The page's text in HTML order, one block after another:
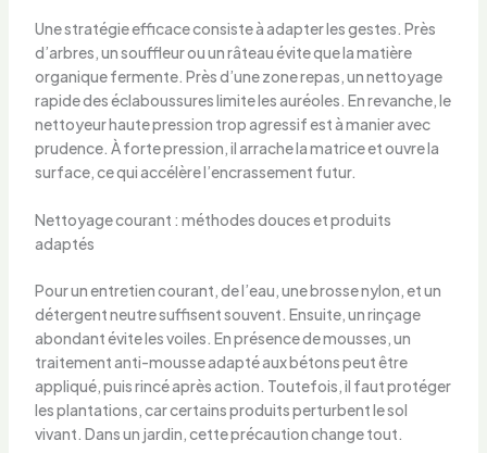
Une stratégie efficace consiste à adapter les gestes. Près
d’arbres, un souffleur ou un râteau évite que la matière
organique fermente. Près d’une zone repas, un nettoyage
rapide des éclaboussures limite les auréoles. En revanche, le
nettoyeur haute pression trop agressif est à manier avec
prudence. À forte pression, il arrache la matrice et ouvre la
surface, ce qui accélère l’encrassement futur.
Nettoyage courant : méthodes douces et produits
adaptés
Pour un entretien courant, de l’eau, une brosse nylon, et un
détergent neutre suffisent souvent. Ensuite, un rinçage
abondant évite les voiles. En présence de mousses, un
traitement anti-mousse adapté aux bétons peut être
appliqué, puis rincé après action. Toutefois, il faut protéger
les plantations, car certains produits perturbent le sol
vivant. Dans un jardin, cette précaution change tout.